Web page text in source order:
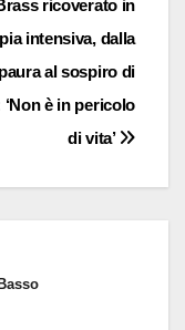
ricoverato in
intensiva, dalla
paura al sospiro di
è in pericolo
di vita’